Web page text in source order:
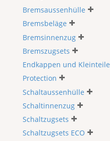
Bremsaussenhülle
Bremsbeläge
Bremsinnenzug
Bremszugsets
Endkappen und Kleinteile
Protection
Schaltaussenhülle
Schaltinnenzug
Schaltzugsets
Schaltzugsets ECO